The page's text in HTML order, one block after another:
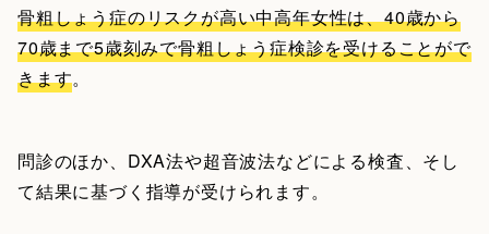
骨粗しょう症のリスクが高い中高年女性は、40歳から
70歳まで5歳刻みで骨粗しょう症検診を受けることがで
きます。
問診のほか、DXA法や超音波法などによる検査、そし
て結果に基づく指導が受けられます。